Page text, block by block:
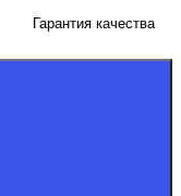
Гарантия качества